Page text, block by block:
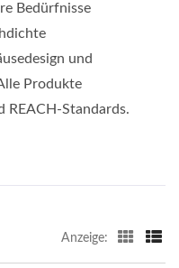
Bedürfnisse
und
Produkte
REACH-Standards.
Anzeige: